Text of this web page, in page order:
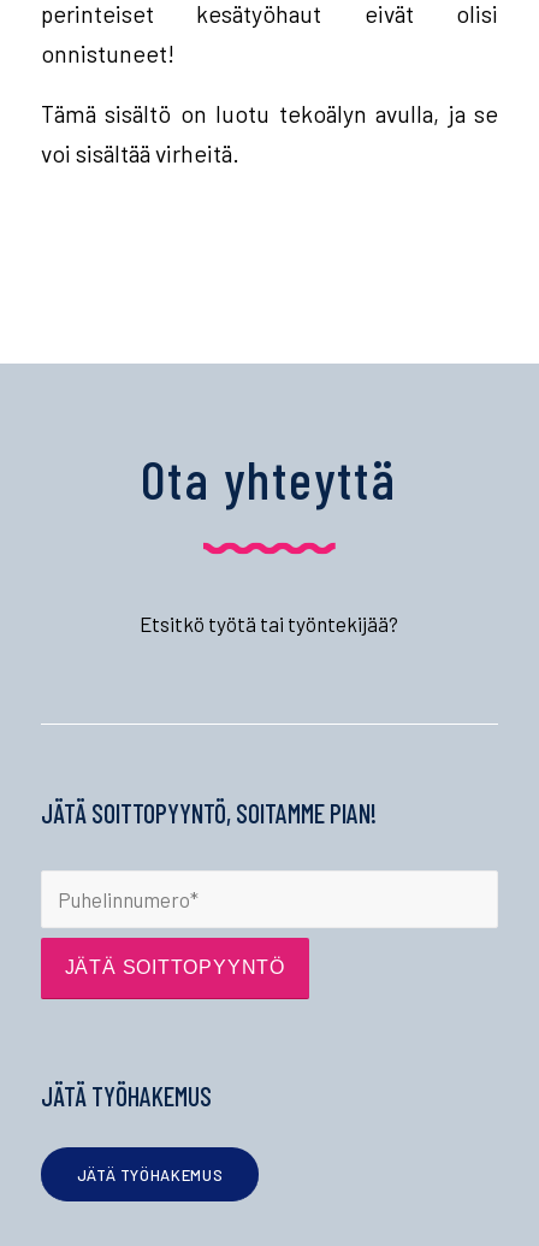
perinteiset kesätyöhaut eivät olisi
onnistuneet!
Tämä sisältö on luotu tekoälyn avulla, ja se
voi sisältää virheitä.
Ota yhteyttä
Etsitkö työtä tai työntekijää?
JÄTÄ SOITTOPYYNTÖ, SOITAMME PIAN!
JÄTÄ TYÖHAKEMUS
JÄTÄ TYÖHAKEMUS